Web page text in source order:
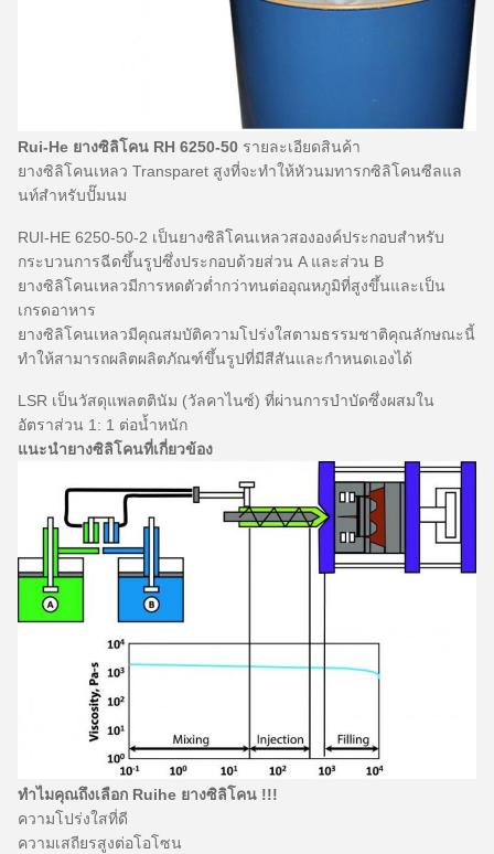
Rui-He ยางซิลิโคน RH 6250-50 รายละเอียดสินค้า
ยางซิลิโคนเหลว Transparet สูงที่จะทำให้หัวนมทารกซิลิโคนซีลแล
นท์สำหรับปั๊มนม
RUI-HE 6250-50-2 เป็นยางซิลิโคนเหลวสององค์ประกอบสำหรับ
กระบวนการฉีดขึ้นรูปซึ่งประกอบด้วยส่วน A และส่วน B
ยางซิลิโคนเหลวมีการหดตัวต่ำกว่าทนต่ออุณหภูมิที่สูงขึ้นและเป็น
เกรดอาหาร
ยางซิลิโคนเหลวมีคุณสมบัติความโปร่งใสตามธรรมชาติคุณลักษณะนี้
ทำให้สามารถผลิตผลิตภัณฑ์ขึ้นรูปที่มีสีสันและกำหนดเองได้
LSR เป็นวัสดุแพลตตินัม (วัลคาไนซ์) ที่ผ่านการบำบัดซึ่งผสมใน
อัตราส่วน 1: 1 ต่อน้ำหนัก
แนะนำยางซิลิโคนที่เกี่ยวข้อง
ทำไมคุณถึงเลือก Ruihe ยางซิลิโคน !!!
ความโปร่งใสที่ดี
ความเสถียรสูงต่อโอโซน